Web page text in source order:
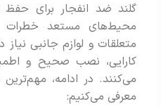
گلند ضد انفجار برای
محیط‌های مستعد خطرات
متعلقات و لوازم جانبی نیاز
کارایی، نصب صحیح و
می‌کنند. در ادامه،
معرفی می‌کنیم: